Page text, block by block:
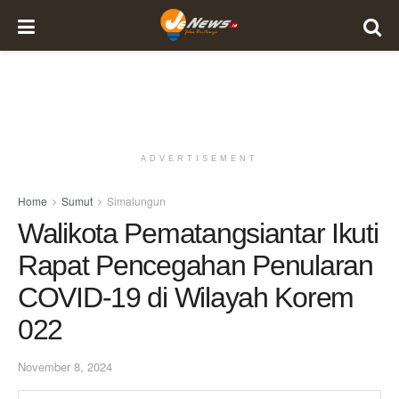
ADVERTISEMENT
Home Sumut Simalungun
Walikota Pematangsiantar Ikuti
Rapat Pencegahan Penularan
COVID-19 di Wilayah Korem
022
November 8, 2024